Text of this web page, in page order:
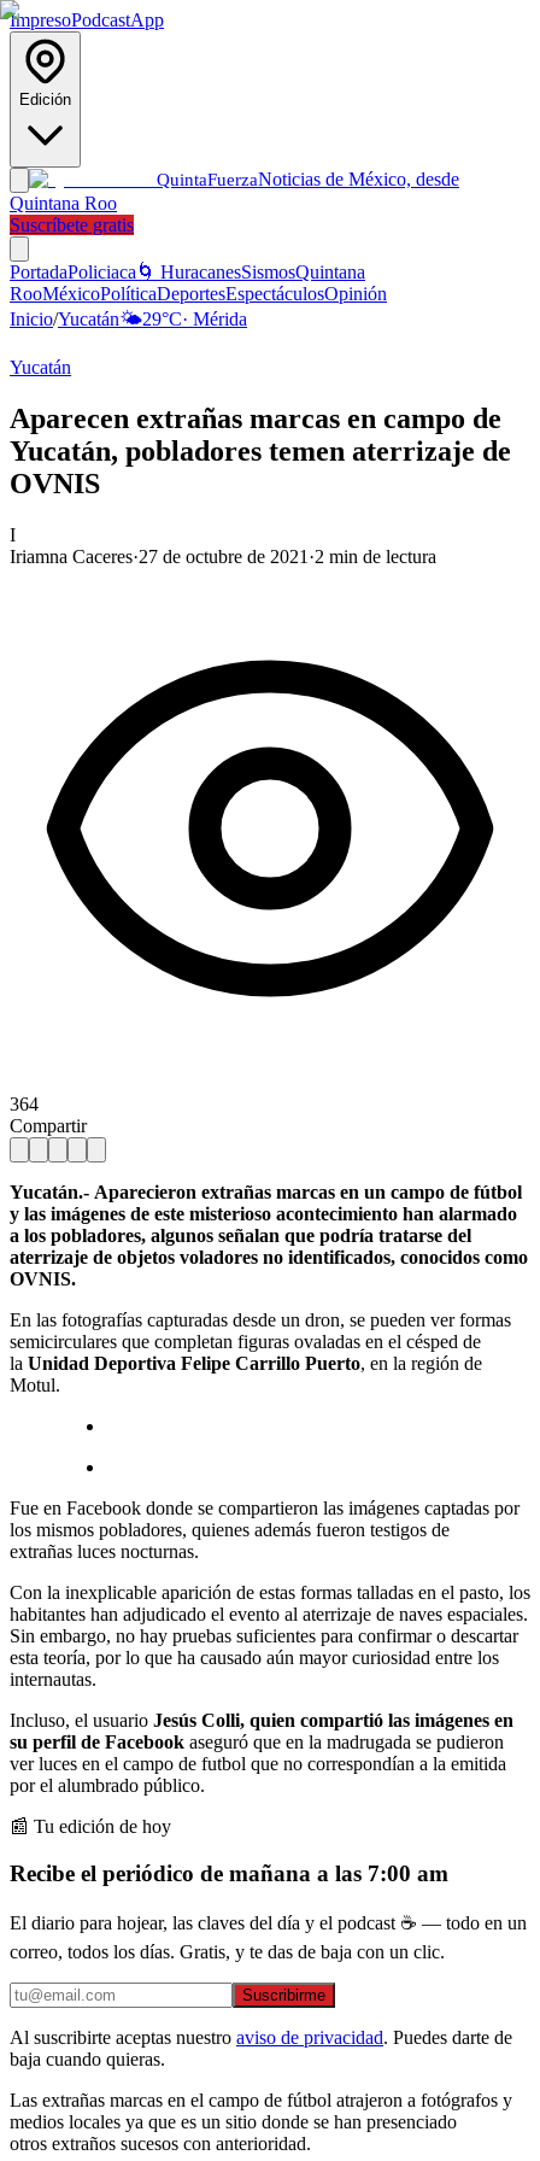
ImpresoPodcastApp
Edición
QuintaFuerzaNoticias de México, desde
Quintana Roo
Suscríbete gratis
PortadaPoliciaca 🌀 HuracanesSismosQuintana
RooMéxicoPolíticaDeportesEspectáculosOpinión
Inicio/Yucatán🌤️29°C· Mérida
Yucatán
Aparecen extrañas marcas en campo de
Yucatán, pobladores temen aterrizaje de
OVNIS
I
Iriamna Caceres·27 de octubre de 2021 ·2 min de lectura
364
Compartir
Yucatán.- Aparecieron extrañas marcas en un campo de fútbol
y las imágenes de este misterioso acontecimiento han alarmado
a los pobladores, algunos señalan que podría tratarse del
aterrizaje de objetos voladores no identificados, conocidos como
OVNIS.
En las fotografías capturadas desde un dron, se pueden ver formas
semicirculares que completan figuras ovaladas en el césped de
la Unidad Deportiva Felipe Carrillo Puerto, en la región de
Motul.
Fue en Facebook donde se compartieron las imágenes captadas por
los mismos pobladores, quienes además fueron testigos de
extrañas luces nocturnas.
Con la inexplicable aparición de estas formas talladas en el pasto, los
habitantes han adjudicado el evento al aterrizaje de naves espaciales.
Sin embargo, no hay pruebas suficientes para confirmar o descartar
esta teoría, por lo que ha causado aún mayor curiosidad entre los
internautas.
Incluso, el usuario Jesús Colli, quien compartió las imágenes en
su perfil de Facebook aseguró que en la madrugada se pudieron
ver luces en el campo de futbol que no correspondían a la emitida
por el alumbrado público.
📰 Tu edición de hoy
Recibe el periódico de mañana a las 7:00 am
El diario para hojear, las claves del día y el podcast ☕ — todo en un
correo, todos los días. Gratis, y te das de baja con un clic.
Suscribirme
Al suscribirte aceptas nuestro aviso de privacidad. Puedes darte de
baja cuando quieras.
Las extrañas marcas en el campo de fútbol atrajeron a fotógrafos y
medios locales ya que es un sitio donde se han presenciado
otros extraños sucesos con anterioridad.